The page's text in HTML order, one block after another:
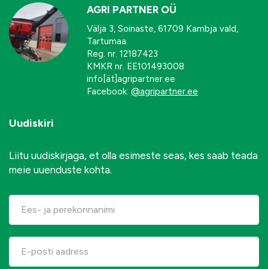
AGRI PARTNER OÜ
Välja 3, Soinaste, 61709 Kambja vald,
Tartumaa.
Reg. nr. 12187423
KMKR nr. EE101493008
info[ät]agripartner.ee
Facebook: @agripartner.ee
Uudiskiri
Liitu uudiskirjaga, et olla esimeste seas, kes saab teada
meie uuenduste kohta.